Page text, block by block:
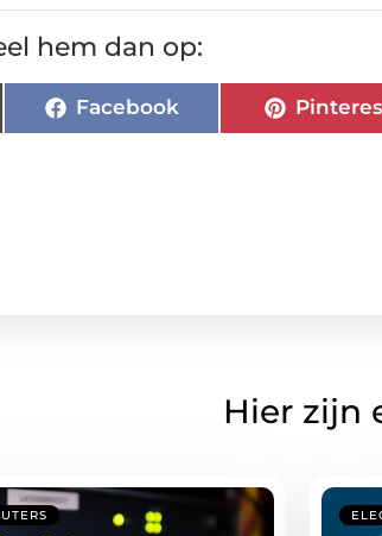
hem dan op:
Facebook
Hier zijn